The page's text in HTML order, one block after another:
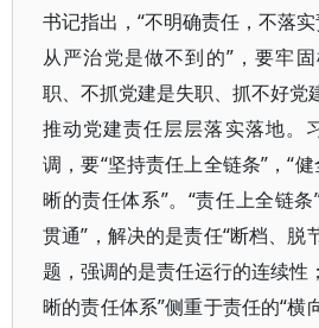
书记指出，“不明确责任，不落
从严治党是做不到的”，要牢
职、不抓党建是失职、抓不好党
推动党建责任层层落实落地。
调，要“坚持责任上全链条”，“
晰的责任体系”。“责任上全链
贯通”，解决的是责任“断档、脱
题，强调的是责任运行的连续性
晰的责任体系”侧重于责任的“横